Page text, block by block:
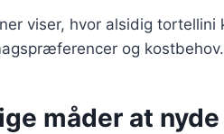
viser, hvor alsidig
og kostbehov.
måder at